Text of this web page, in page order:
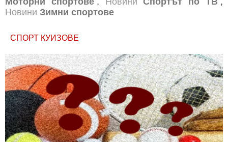
Новини Зимни спортове
СПОРТ КУИЗОВЕ